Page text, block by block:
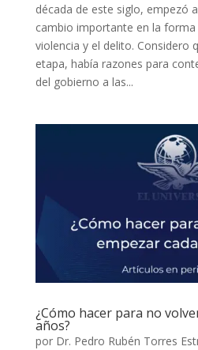
década de este siglo, empezó
cambio importante en la
violencia y el delito. Considero
etapa, había razones para
del gobierno a las...
¿Cómo hacer para no
años?
por Dr. Pedro Rubén Torres